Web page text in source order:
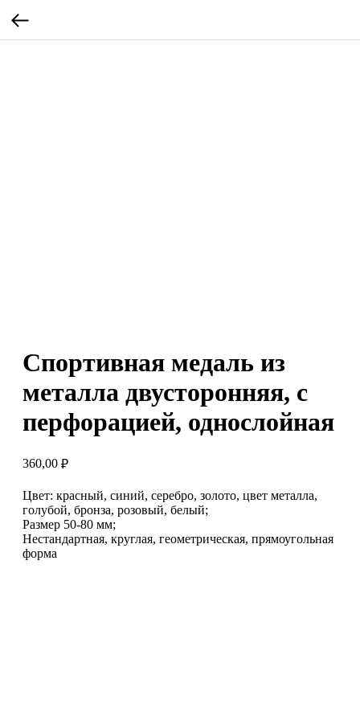
Спортивная медаль из
металла двусторонняя, с
перфорацией, однослойная
360,00 ₽
Цвет: красный, синий, серебро, золото, цвет металла,
голубой, бронза, розовый, белый;
Размер 50-80 мм;
Нестандартная, круглая, геометрическая, прямоугольная
форма